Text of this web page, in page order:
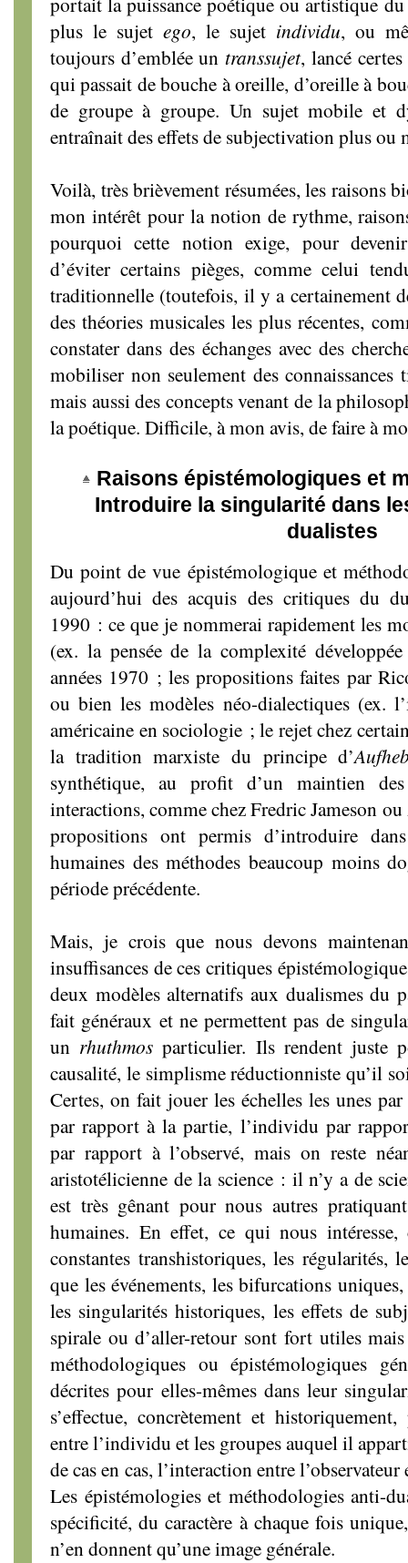
plus le sujet ego, le sujet individu, ou
toujours d’emblée un transsujet, lancé
qui passait de bouche à oreille, d’oreille à
de groupe à groupe. Un sujet mobile et
entraînait des effets de subjectivation plus ou
Voilà, très brièvement résumées, les raisons
mon intérêt pour la notion de rythme,
pourquoi cette notion exige, pour
d’éviter certains pièges, comme celui
traditionnelle (toutefois, il y a certainement
des théories musicales les plus récentes,
constater dans des échanges avec des
mobiliser non seulement des connaissances
mais aussi des concepts venant de la
la poétique. Difficile, à mon avis, de faire à
Raisons épistémologiques et
Introduire la singularité dans
dualistes
Du point de vue épistémologique et
aujourd’hui des acquis des critiques du
1990 : ce que je nommerai rapidement les
(ex. la pensée de la complexité
années 1970 ; les propositions faites par
ou bien les modèles néo-dialectiques (ex.
américaine en sociologie ; le rejet chez
la tradition marxiste du principe d’
synthétique, au profit d’un maintien
interactions, comme chez Fredric Jameson
propositions ont permis d’introduire
humaines des méthodes beaucoup moins
période précédente.
Mais, je crois que nous devons
insuffisances de ces critiques
deux modèles alternatifs aux dualismes du
fait généraux et ne permettent pas de
un rhuthmos particulier. Ils rendent juste
causalité, le simplisme réductionniste qu’il
Certes, on fait jouer les échelles les unes
par rapport à la partie, l’individu par
par rapport à l’observé, mais on reste
aristotélicienne de la science : il n’y a de
est très gênant pour nous autres
humaines. En effet, ce qui nous
constantes transhistoriques, les régularités,
que les événements, les bifurcations
les singularités historiques, les effets de
spirale ou d’aller-retour sont fort utiles
méthodologiques ou épistémologiques
décrites pour elles-mêmes dans leur
s’effectue, concrètement et
entre l’individu et les groupes auquel il
de cas en cas, l’interaction entre
Les épistémologies et méthodologies anti-
spécificité, du caractère à chaque fois
n’en donnent qu’une image générale.